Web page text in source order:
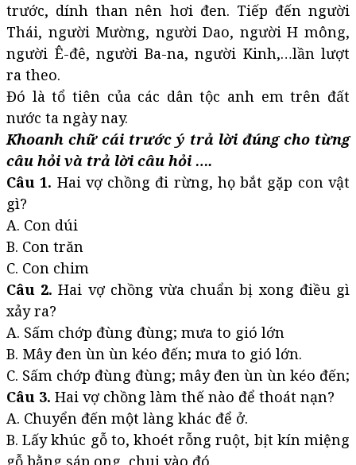
trước, dính than nên hơi đen. Tiếp đến người
Thái, người Mường, người Dao, người H mông,
người Ê-đê, người Ba-na, người Kinh,…lần lượt
ra theo.
Đó là tổ tiên của các dân tộc anh em trên đất
nước ta ngày nay.
Khoanh chữ cái trước ý trả lời đúng cho từng
câu hỏi và trả lời câu hỏi ….
Câu 1. Hai vợ chồng đi rừng, họ bắt gặp con vật
gì?
A. Con dúi
B. Con trăn
C. Con chim
Câu 2. Hai vợ chồng vừa chuẩn bị xong điều gì
xảy ra?
A. Sấm chớp đùng đùng; mưa to gió lớn
B. Mây đen ùn ùn kéo đến; mưa to gió lớn.
C. Sấm chớp đùng đùng; mây đen ùn ùn kéo đến;
Câu 3. Hai vợ chồng làm thế nào để thoát nạn?
A. Chuyển đến một làng khác để ở.
B. Lấy khúc gỗ to, khoét rỗng ruột, bịt kín miệng
gỗ bằng sáp ong, chui vào đó.